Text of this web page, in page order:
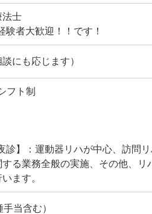
法士
験者大歓迎！！です！
にも応じます）
フト制
診】：運動器リハが中心、訪問
る業務全般の実施、その他、リ
ます。
当含む）